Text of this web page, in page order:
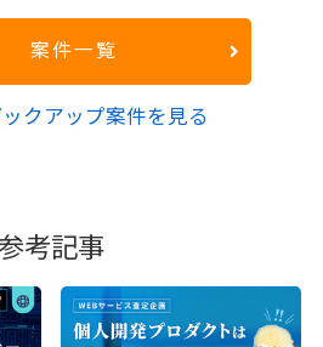
案件一覧
クアップ案件を見る
考記事